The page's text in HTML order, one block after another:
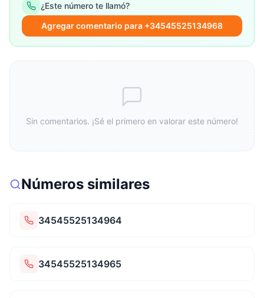
¿Este número te llamó?
Agregar comentario para +34545525134968
Sin comentarios. ¡Sé el primero en valorar este número!
Números similares
34545525134964
34545525134965